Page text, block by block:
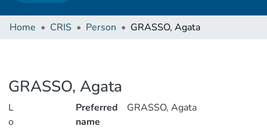
Home CRIS Person GRASSO, Agata
GRASSO, Agata
L
o
Preferred
name
GRASSO, Agata